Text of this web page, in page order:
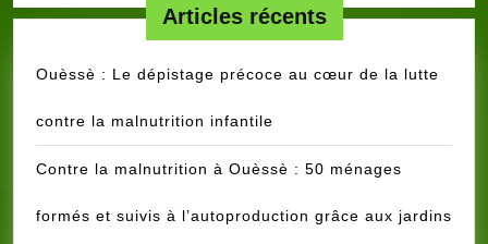
𝗗’𝗔𝗦𝗦𝗨𝗥𝗔𝗡𝗖𝗘
𝗣𝗢𝗨𝗥
𝗟𝗔
𝗦𝗔𝗡𝗜𝗧𝗔𝗜𝗥𝗘
𝗗𝗨
𝗣𝗘𝗥𝗦𝗢𝗡𝗡𝗘𝗟
𝗗𝗘
Articles récents
Ouèssè : Le dépistage précoce au cœur de la lutte
contre la malnutrition infantile
Contre la malnutrition à Ouèssè : 50 ménages
formés et suivis à l’autoproduction grâce aux jardins